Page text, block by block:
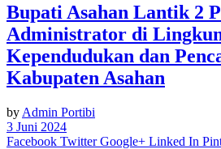
Bupati Asahan Lantik 2
Administrator di
Kependudukan dan
Kabupaten Asahan
by Admin Portibi
3 Juni 2024
Facebook Twitter Google+ Linked In